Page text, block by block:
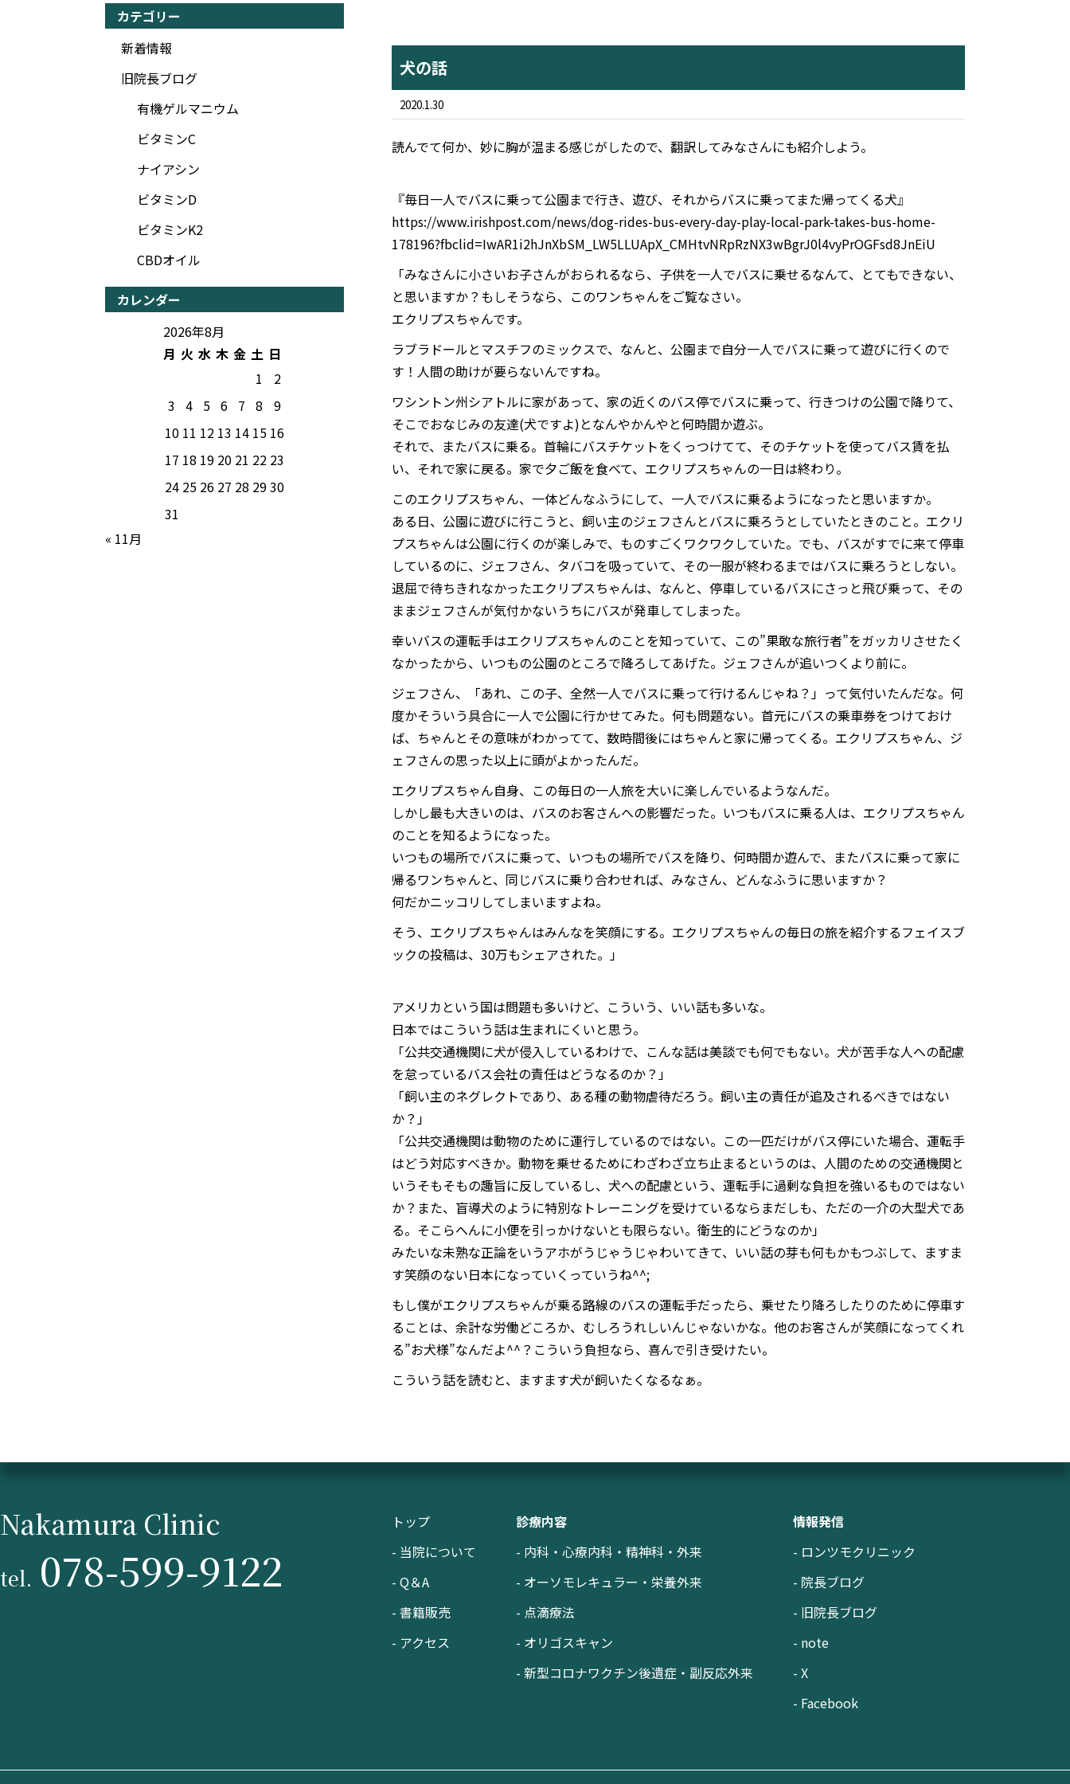
犬の話
2020.1.30
読んでて何か、妙に胸が温まる感じがしたので、翻訳してみなさんにも紹介しよう。
『毎日一人でバスに乗って公園まで行き、遊び、それからバスに乗ってまた帰ってくる犬』
https://www.irishpost.com/news/dog-rides-bus-every-day-play-local-park-takes-bus-home-
178196?fbclid=IwAR1i2hJnXbSM_LW5LLUApX_CMHtvNRpRzNX3wBgrJ0l4vyPrOGFsd8JnEiU
「みなさんに小さいお子さんがおられるなら、子供を一人でバスに乗せるなんて、とてもできない、
と思いますか？もしそうなら、このワンちゃんをご覧なさい。
エクリプスちゃんです。
ラブラドールとマスチフのミックスで、なんと、公園まで自分一人でバスに乗って遊びに行くので
す！人間の助けが要らないんですね。
ワシントン州シアトルに家があって、家の近くのバス停でバスに乗って、行きつけの公園で降りて、
そこでおなじみの友達(犬ですよ)となんやかんやと何時間か遊ぶ。
それで、またバスに乗る。首輪にバスチケットをくっつけてて、そのチケットを使ってバス賃を払
い、それで家に戻る。家で夕ご飯を食べて、エクリプスちゃんの一日は終わり。
このエクリプスちゃん、一体どんなふうにして、一人でバスに乗るようになったと思いますか。
ある日、公園に遊びに行こうと、飼い主のジェフさんとバスに乗ろうとしていたときのこと。エクリ
プスちゃんは公園に行くのが楽しみで、ものすごくワクワクしていた。でも、バスがすでに来て停車
しているのに、ジェフさん、タバコを吸っていて、その一服が終わるまではバスに乗ろうとしない。
退屈で待ちきれなかったエクリプスちゃんは、なんと、停車しているバスにさっと飛び乗って、その
ままジェフさんが気付かないうちにバスが発車してしまった。
幸いバスの運転手はエクリプスちゃんのことを知っていて、この”果敢な旅行者”をガッカリさせたく
なかったから、いつもの公園のところで降ろしてあげた。ジェフさんが追いつくより前に。
ジェフさん、「あれ、この子、全然一人でバスに乗って行けるんじゃね？」って気付いたんだな。何
度かそういう具合に一人で公園に行かせてみた。何も問題ない。首元にバスの乗車券をつけておけ
ば、ちゃんとその意味がわかってて、数時間後にはちゃんと家に帰ってくる。エクリプスちゃん、ジ
ェフさんの思った以上に頭がよかったんだ。
エクリプスちゃん自身、この毎日の一人旅を大いに楽しんでいるようなんだ。
しかし最も大きいのは、バスのお客さんへの影響だった。いつもバスに乗る人は、エクリプスちゃん
のことを知るようになった。
いつもの場所でバスに乗って、いつもの場所でバスを降り、何時間か遊んで、またバスに乗って家に
帰るワンちゃんと、同じバスに乗り合わせれば、みなさん、どんなふうに思いますか？
何だかニッコリしてしまいますよね。
そう、エクリプスちゃんはみんなを笑顔にする。エクリプスちゃんの毎日の旅を紹介するフェイスブ
ックの投稿は、30万もシェアされた。」
アメリカという国は問題も多いけど、こういう、いい話も多いな。
日本ではこういう話は生まれにくいと思う。
「公共交通機関に犬が侵入しているわけで、こんな話は美談でも何でもない。犬が苦手な人への配慮
を怠っているバス会社の責任はどうなるのか？」
「飼い主のネグレクトであり、ある種の動物虐待だろう。飼い主の責任が追及されるべきではない
か？」
「公共交通機関は動物のために運行しているのではない。この一匹だけがバス停にいた場合、運転手
はどう対応すべきか。動物を乗せるためにわざわざ立ち止まるというのは、人間のための交通機関と
いうそもそもの趣旨に反しているし、犬への配慮という、運転手に過剰な負担を強いるものではない
か？また、盲導犬のように特別なトレーニングを受けているならまだしも、ただの一介の大型犬であ
る。そこらへんに小便を引っかけないとも限らない。衛生的にどうなのか」
みたいな未熟な正論をいうアホがうじゃうじゃわいてきて、いい話の芽も何もかもつぶして、ますま
す笑顔のない日本になっていくっていうね^^;
もし僕がエクリプスちゃんが乗る路線のバスの運転手だったら、乗せたり降ろしたりのために停車す
ることは、余計な労働どころか、むしろうれしいんじゃないかな。他のお客さんが笑顔になってくれ
る”お犬様”なんだよ^^？こういう負担なら、喜んで引き受けたい。
こういう話を読むと、ますます犬が飼いたくなるなぁ。
カテゴリー
新着情報
旧院長ブログ
有機ゲルマニウム
ビタミンC
ナイアシン
ビタミンD
ビタミンK2
CBDオイル
カレンダー
2026年8月
月 火 水 木 金 土 日
1
2
3 4 5 6 7 8
9
10 11 12 13 14 15 16
17 18 19 20 21 22 23
24 25 26 27 28 2930
31
« 11月
Nakamura Clinic
tel. 078-599-9122
トップ
- 当院について
- Q＆A
- 書籍販売
- アクセス
診療内容
- 内科・心療内科・精神科・外来
- オーソモレキュラー・栄養外来
- 点滴療法
- オリゴスキャン
- 新型コロナワクチン後遺症・副反応外来
情報発信
- ロンツモクリニック
- 院長ブログ
- 旧院長ブログ
- note
- X
- Facebook